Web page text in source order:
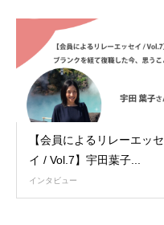
【会員によるリレーエッセ
イ / Vol.7】宇田葉子...
インタビュー